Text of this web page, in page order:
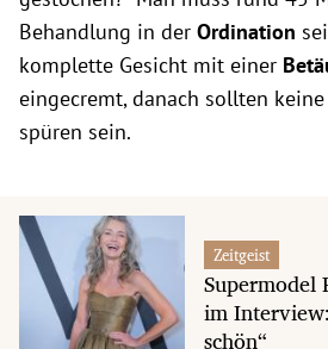
Behandlung in der Ordination
komplette Gesicht mit einer
eingecremt, danach sollten
spüren sein.
Zeitgeist
Supermodel
im
schön“